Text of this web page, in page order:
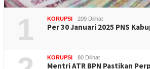
1 KORUPSI 209 Dilihat
Per 30 Januari 2025 PNS
KORUPSI 80 Dilihat
Mentri ATR BPN Pastikan